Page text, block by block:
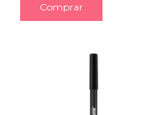
Comprar